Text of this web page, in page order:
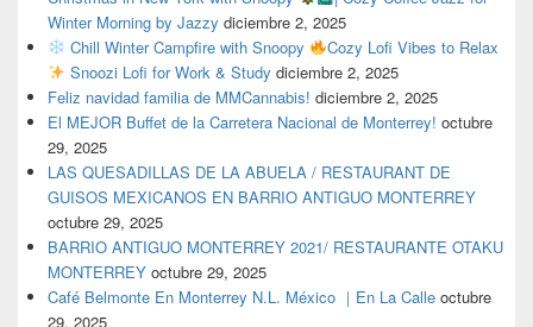
Winter Morning by Jazzy diciembre 2, 2025
Chill Winter Campfire with Snoopy
Cozy Lofi Vibes to Relax
Snoozi Lofi for Work & Study diciembre 2, 2025
Feliz navidad familia de MMCannabis! diciembre 2, 2025
El MEJOR Buffet de la Carretera Nacional de Monterrey! octubre
29, 2025
LAS QUESADILLAS DE LA ABUELA / RESTAURANT DE
GUISOS MEXICANOS EN BARRIO ANTIGUO MONTERREY
octubre 29, 2025
BARRIO ANTIGUO MONTERREY 2021/ RESTAURANTE OTAKU
MONTERREY octubre 29, 2025
Café Belmonte En Monterrey N.L. México ｜En La Calle octubre
29, 2025